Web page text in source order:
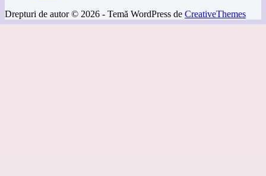
Drepturi de autor © 2026 - Temă WordPress de CreativeThemes